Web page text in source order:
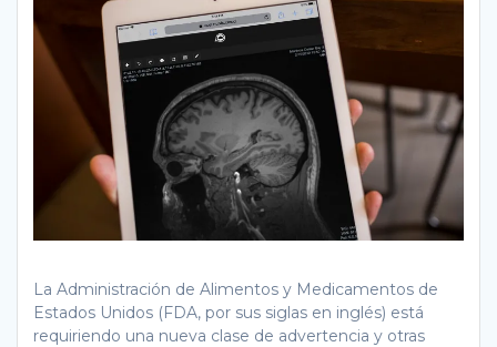
La Administración de Alimentos y Medicamentos de
Estados Unidos (FDA, por sus siglas en inglés) está
requiriendo una nueva clase de advertencia y otras